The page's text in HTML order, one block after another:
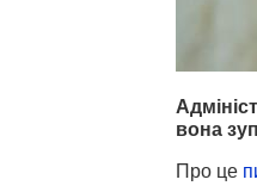
вона
Про це